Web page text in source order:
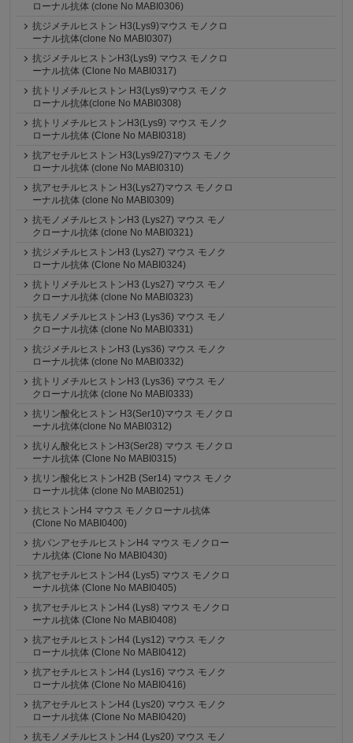
ローナル抗体 (clone No MABI0306)
抗ジメチルヒストン H3(Lys9)マウス モノクロ
ーナル抗体(clone No MABI0307)
抗ジメチルヒストンH3(Lys9) マウス モノクロ
ーナル抗体 (Clone No MABI0317)
抗トリメチルヒストン H3(Lys9)マウス モノク
ローナル抗体(clone No MABI0308)
抗トリメチルヒストンH3(Lys9) マウス モノク
ローナル抗体 (Clone No MABI0318)
抗アセチルヒストン H3(Lys9/27)マウス モノク
ローナル抗体 (clone No MABI0310)
抗アセチルヒストン H3(Lys27)マウス モノクロ
ーナル抗体 (clone No MABI0309)
抗モノメチルヒストンH3 (Lys27) マウス モノ
クローナル抗体 (clone No MABI0321)
抗ジメチルヒストンH3 (Lys27) マウス モノク
ローナル抗体 (Clone No MABI0324)
抗トリメチルヒストンH3 (Lys27) マウス モノ
クローナル抗体 (clone No MABI0323)
抗モノメチルヒストンH3 (Lys36) マウス モノ
クローナル抗体 (clone No MABI0331)
抗ジメチルヒストンH3 (Lys36) マウス モノク
ローナル抗体 (clone No MABI0332)
抗トリメチルヒストンH3 (Lys36) マウス モノ
クローナル抗体 (clone No MABI0333)
抗リン酸化ヒストン H3(Ser10)マウス モノクロ
ーナル抗体(clone No MABI0312)
抗りん酸化ヒストンH3(Ser28) マウス モノクロ
ーナル抗体 (Clone No MABI0315)
抗リン酸化ヒストンH2B (Ser14) マウス モノク
ローナル抗体 (clone No MABI0251)
抗ヒストンH4 マウス モノクローナル抗体
(Clone No MABI0400)
抗パンアセチルヒストンH4 マウス モノクロー
ナル抗体 (Clone No MABI0430)
抗アセチルヒストンH4 (Lys5) マウス モノクロ
ーナル抗体 (Clone No MABI0405)
抗アセチルヒストンH4 (Lys8) マウス モノクロ
ーナル抗体 (Clone No MABI0408)
抗アセチルヒストンH4 (Lys12) マウス モノク
ローナル抗体 (Clone No MABI0412)
抗アセチルヒストンH4 (Lys16) マウス モノク
ローナル抗体 (Clone No MABI0416)
抗アセチルヒストンH4 (Lys20) マウス モノク
ローナル抗体 (Clone No MABI0420)
抗モノメチルヒストンH4 (Lys20) マウス モノ